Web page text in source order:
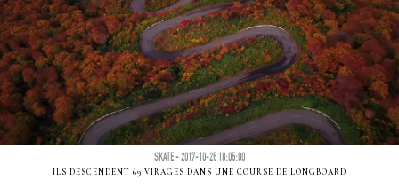
SKATE - 2017-10-25 18:05:00
ILS DESCENDENT 69 VIRAGES DANS UNE COURSE DE LONGBOARD